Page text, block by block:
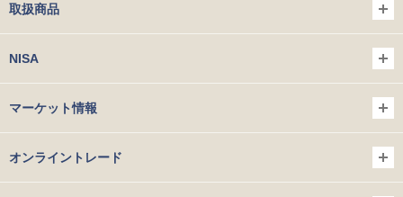
取扱商品
NISA
マーケット情報
オンライントレード